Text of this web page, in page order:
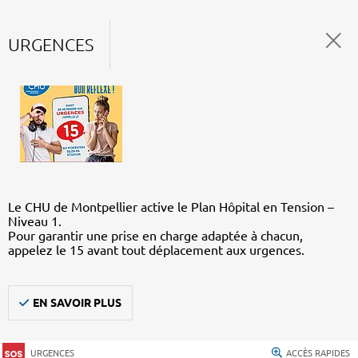
URGENCES
Le CHU de Montpellier active le Plan Hôpital en Tension –
Niveau 1.
Pour garantir une prise en charge adaptée à chacun,
appelez le 15 avant tout déplacement aux urgences.
EN SAVOIR PLUS
URGENCES ACCÈS RAPIDES